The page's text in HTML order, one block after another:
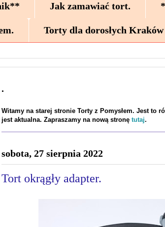
Jak zamawiać tort.
Torty dla dorosłych Kraków
.
Witamy na starej stronie Torty z Pomysłem. Jest to
jest aktualna. Zapraszamy na nową stronę tutaj.
sobota, 27 sierpnia 2022
Tort okrągły adapter.